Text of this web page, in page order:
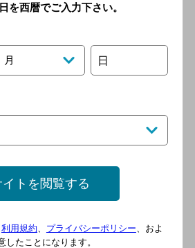
「ほっと一息」を感じていただきたい。
徒歩2分
なし）
096-355-2468
を西暦でご入力下さい。
月 日
イトを閲覧する
利用規約 プライバシーポリシー 、およ
したことになります。